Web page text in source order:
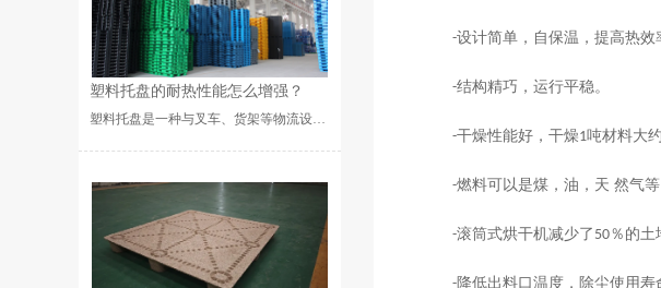
-设计简单，自保温，提高热效
-结构精巧，运行平稳。
-干燥性能好，干燥1吨材料大
-燃料可以是煤，油，天 然气
-滚筒式烘干机减少了 50％的土
-降低出料口温度，除尘使用寿
塑料托盘的耐热性能怎么增强？
塑料托盘是一种与叉车、货架等物流设备配套使用的物流单元，可用来存放、装载、搬运货物。夏天，烈日的暴晒···...